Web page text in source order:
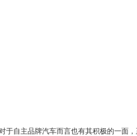
自主品牌汽车而言也有其积极的一面